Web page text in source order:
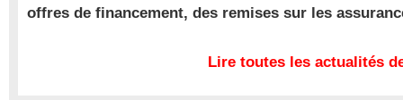
offres de financement, des remises sur les
Lire toutes les actualités